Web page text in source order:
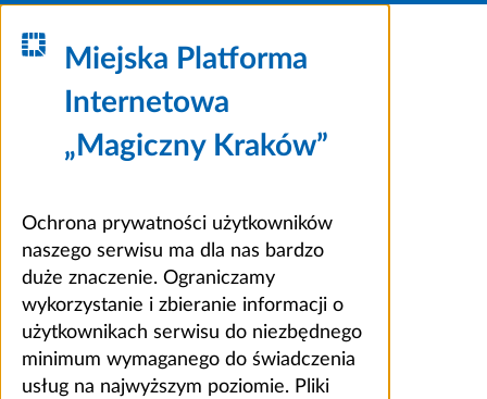
Miejska Platforma
Internetowa
„Magiczny Kraków”
Ochrona prywatności użytkowników
naszego serwisu ma dla nas bardzo
duże znaczenie. Ograniczamy
wykorzystanie i zbieranie informacji o
użytkownikach serwisu do niezbędnego
minimum wymaganego do świadczenia
usług na najwyższym poziomie. Pliki